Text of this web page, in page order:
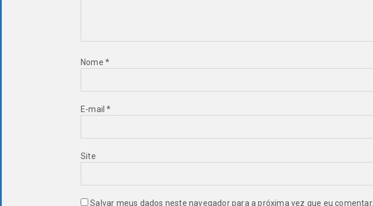
Nome *
E-mail*
Site
Salvar meus dados neste navegador para a próxima vez que eu comentar.